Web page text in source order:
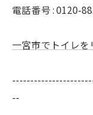
電話番号 : 0120-
一宮市でトイレを
--